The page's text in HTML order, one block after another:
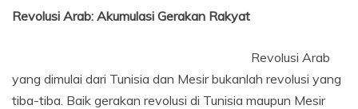
Revolusi Arab: Akumulasi Gerakan Rakyat
Revolusi Arab
yang dimulai dari Tunisia dan Mesir bukanlah revolusi yang
tiba-tiba. Baik gerakan revolusi di Tunisia maupun Mesir